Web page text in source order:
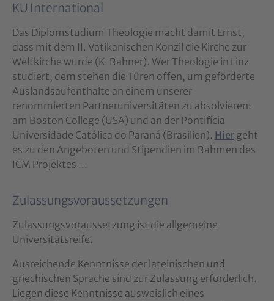
KU International
Das Diplomstudium Theologie macht damit Ernst,
dass mit dem II. Vatikanischen Konzil die Kirche zur
Weltkirche wurde (K. Rahner). Wer Theologie in Linz
studiert, dem stehen die Türen offen, um geförderte
Auslandsaufenthalte an einem unserer
renommierten Partneruniversitäten zu absolvieren:
am Boston College (USA) und an der Pontifícia
Universidade Católica do Paraná (Brasilien). Hier geht
es zu den Angeboten und Stipendien im Rahmen des
ICM Projektes ...
Zulassungsvoraussetzungen
Zulassungsvoraussetzung ist die allgemeine
Universitätsreife.
Ausreichende Kenntnisse der lateinischen und
griechischen Sprache sind zur Zulassung erforderlich.
Liegen diese Kenntnisse ausweislich eines